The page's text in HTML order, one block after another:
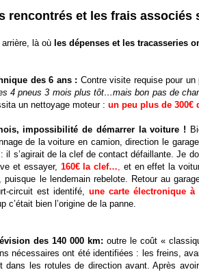
rencontrés et les frais associés
là où les dépenses et les tracasseries
des 6 ans : Contre visite requise pour
4 pneus 3 mois plus tôt…mais bon pas de
un nettoyage moteur : un peu plus de 300€
impossibilité de démarrer la voiture !
de la voiture en camion, direction le
il s’agirait de la clef de contact défaillante. Je
et essayer, 160€ la clef…, et en effet la
puisque le lendemain rebelote. Retour au
circuit est identifé, une carte électronique à
c’était bien l’origine de la panne.
des 140 000 km: outre le coût «
nécessaires ont été identifiées : les freins,
dans les rotules de direction avant. Après